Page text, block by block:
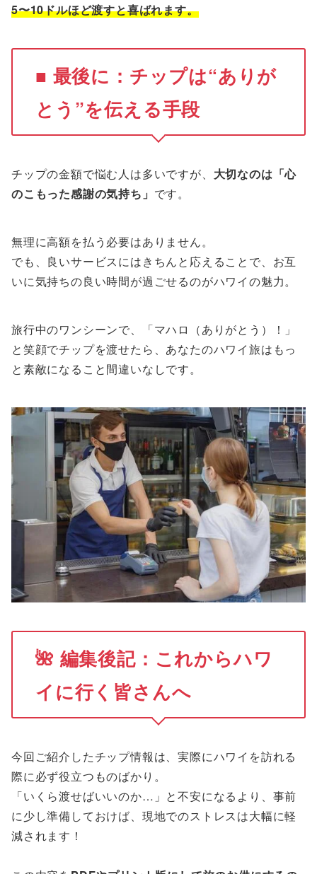
5〜10ドルほど渡すと喜ばれます。
■ 最後に：チップは“ありが
とう”を伝える手段
チップの金額で悩む人は多いですが、 大切なのは「心
のこもった感謝の気持ち」 です。
無理に高額を払う必要はありません。
でも、良いサービスにはきちんと応えることで、お互
いに気持ちの良い時間が過ごせるのがハワイの魅力。
旅行中のワンシーンで、「マハロ（ありがとう）！」
と笑顔でチップを渡せたら、あなたのハワイ旅はもっ
と素敵になること間違いなしです。
🌺 編集後記：これからハワ
イに行く皆さんへ
今回ご紹介したチップ情報は、実際にハワイを訪れる
際に必ず役立つものばかり。
「いくら渡せばいいのか…」と不安になるより、事前
に少し準備しておけば、現地でのストレスは大幅に軽
減されます！